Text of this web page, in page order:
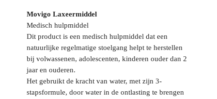
Movigo Laxeermiddel
Medisch hulpmiddel
Dit product is een medisch hulpmiddel dat een
natuurlijke regelmatige stoelgang helpt te herstellen
bij volwassenen, adolescenten, kinderen ouder dan 2
jaar en ouderen.
Het gebruikt de kracht van water, met zijn 3-
stapsformule, door water in de ontlasting te brengen